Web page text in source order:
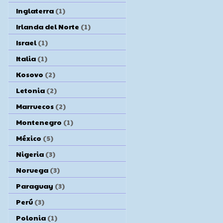
Inglaterra (1)
Irlanda del Norte (1)
Israel (1)
Italia (1)
Kosovo (2)
Letonia (2)
Marruecos (2)
Montenegro (1)
México (5)
Nigeria (3)
Noruega (3)
Paraguay (3)
Perú (3)
Polonia (1)